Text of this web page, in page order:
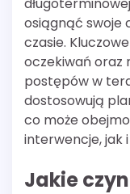
osiągnąć swoje
czasie.
oczekiwań oraz
postępów w
dostosowują
co może
interwencje, jak i
Jakie